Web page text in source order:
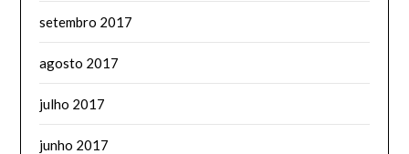
setembro 2017
agosto 2017
julho 2017
junho 2017